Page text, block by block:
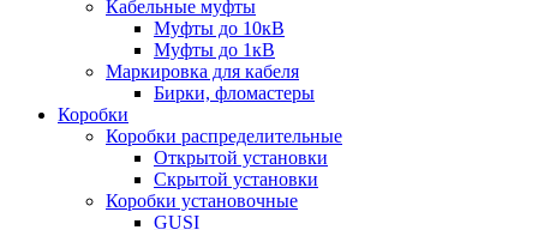
Кабельные муфты
Муфты до 10кВ
Муфты до 1кВ
Маркировка для кабеля
Бирки, фломастеры
Коробки
Коробки распределительные
Открытой установки
Скрытой установки
Коробки установочные
GUSI